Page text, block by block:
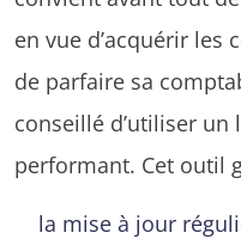
en vue d’acquérir les
de parfaire sa
conseillé d’utiliser
performant. Cet outil
la mise à jour